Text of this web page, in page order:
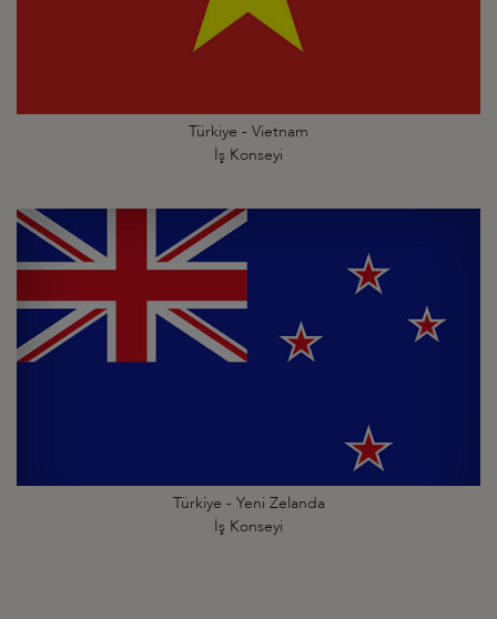
Türkiye - Vietnam
İş Konseyi
Türkiye - Yeni Zelanda
İş Konseyi